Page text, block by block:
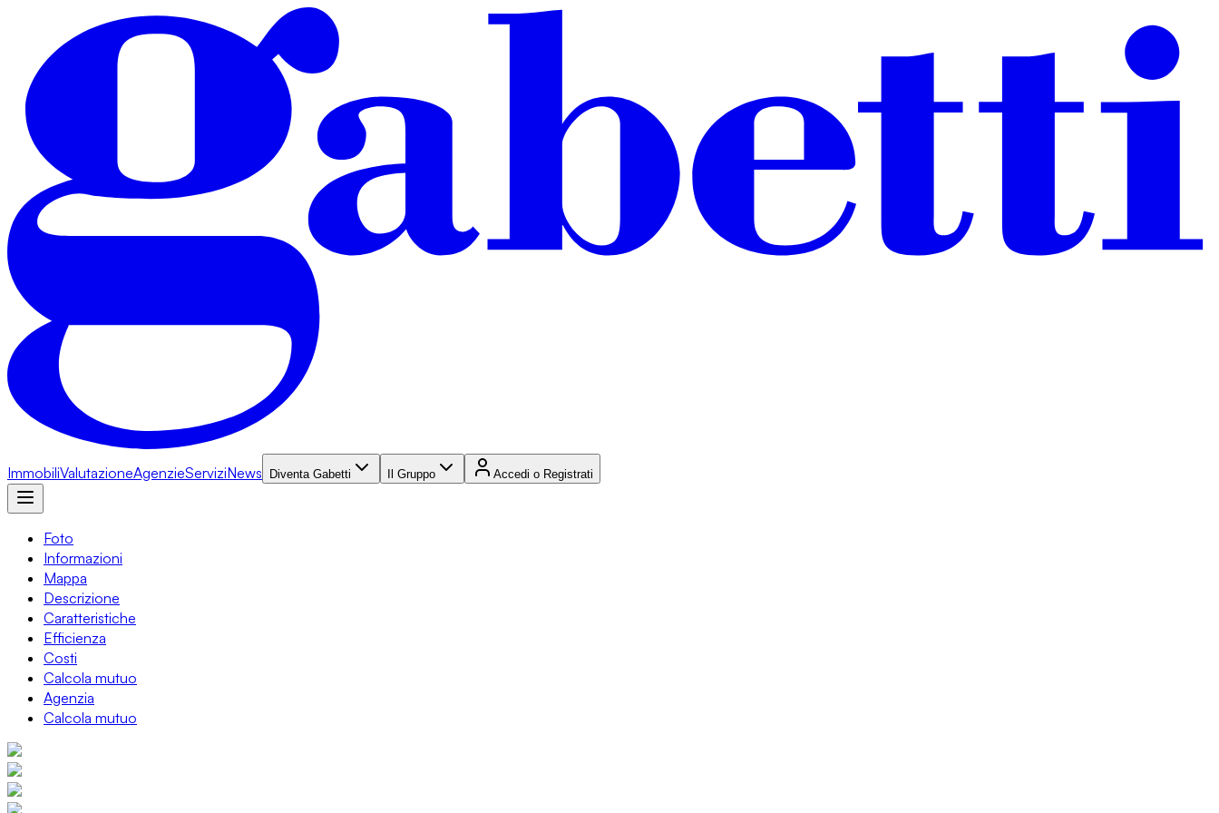
ImmobiliValutazioneAgenzieServiziNews Diventa Gabetti Il Gruppo Accedi o Registrati
Foto
Informazioni
Mappa
Descrizione
Caratteristiche
Efficienza
Costi
Calcola mutuo
Agenzia
Calcola mutuo